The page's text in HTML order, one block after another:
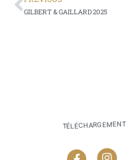
GILBERT & GAILLARD 2025
TÉLÉCHARGEMENT